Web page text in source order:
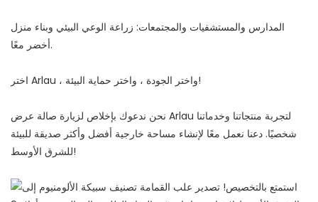
المدارس والمستشفيات والمجتمعات: زراعة الوعي البيئي وبناء منزل
أخضر معًا.
اختر Arlau ، واختر الجودة ، واختر حماية البيئة!
نحن ندعوك بإخلاص لزيارة صالة عرض Arlau لتجربة منتجاتنا وخدماتنا
شخصيًا. دعنا نعمل معًا لإنشاء مساحة خارجية أفضل وأكثر صديقة للبيئة
للشرق الأوسط!